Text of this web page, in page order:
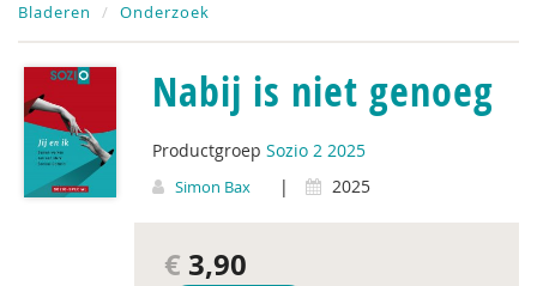
Bladeren Onderzoek
Nabij is niet genoeg
Productgroep Sozio 2 2025
Simon Bax | 2025
€ 3,90